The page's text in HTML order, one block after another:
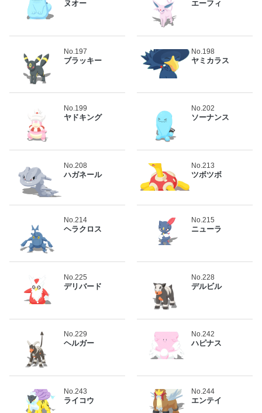
ヌオー エーフィ
No.197
ブラッキー
No.198
ヤミカラス
No.199
ヤドキング
No.202
ソーナンス
No.208
ハガネール
No.213
ツボツボ
No.214
ヘラクロス
No.215
ニューラ
No.225
デリバード
No.228
デルビル
No.229
ヘルガー
No.242
ハピナス
No.243
ライコウ
No.244
エンテイ